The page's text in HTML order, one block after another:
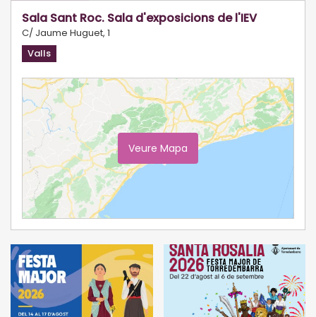
Sala Sant Roc. Sala d'exposicions de l'IEV
C/ Jaume Huguet, 1
Valls
Veure Mapa